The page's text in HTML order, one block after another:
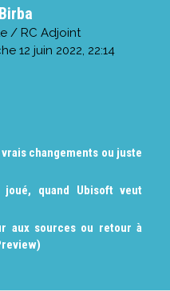
/ RC Adjoint
12 juin 2022, 22:14
changements ou juste
quand Ubisoft veut
aux sources ou retour à